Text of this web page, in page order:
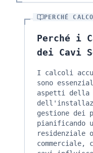
PERCHÉ
Perché i
dei Cavi
I calcoli
sono
aspetti della
gestione dei
pianificando
residenziale
commerciale,